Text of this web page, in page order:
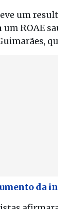
um
ROAE
da